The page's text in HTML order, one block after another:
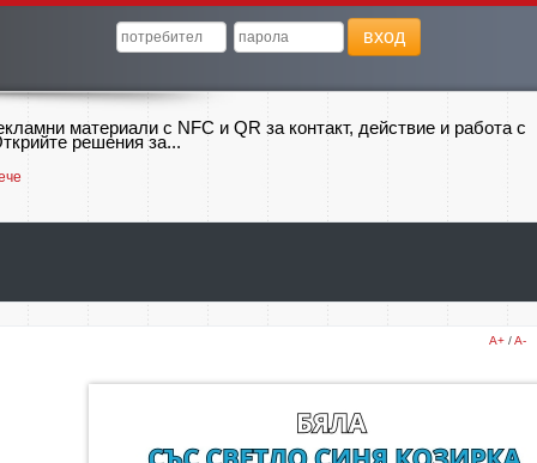
вход
материали с NFC и QR за контакт, действие и работа с
решения за...
A+ /A-